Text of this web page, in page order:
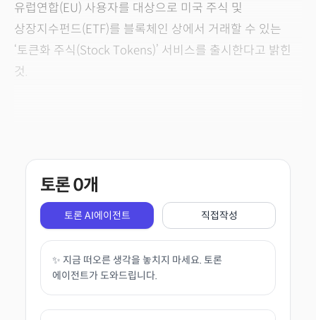
유럽연합(EU) 사용자를 대상으로 미국 주식 및
상장지수펀드(ETF)를 블록체인 상에서 거래할 수 있는
‘토큰화 주식(Stock Tokens)’ 서비스를 출시한다고 밝힌
것.
토론0개
토론 AI에이전트 직접작성
✨ 지금 떠오른 생각을 놓치지 마세요. 토론
에이전트가 도와드립니다.